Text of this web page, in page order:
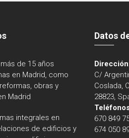
de 15 años
en Madrid, como
obras y
Madrid
integrales en
de edificios y
Datos
C/
Coslada,
28823,
670 849
674 050